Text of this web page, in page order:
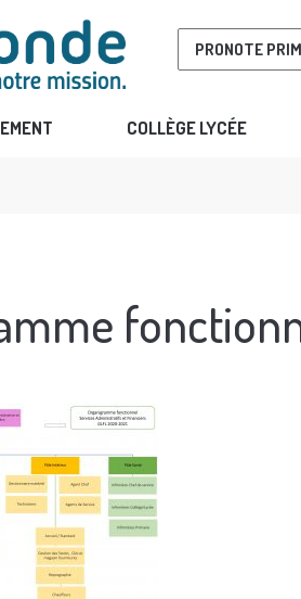
PRONOTE
COLLÈGE LYCÉE